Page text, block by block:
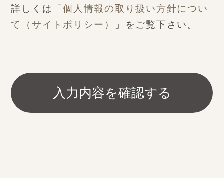
詳しくは「個人情報の取り扱い方針につい
て（サイトポリシー）
」をご覧下さい。
入力内容を確認する